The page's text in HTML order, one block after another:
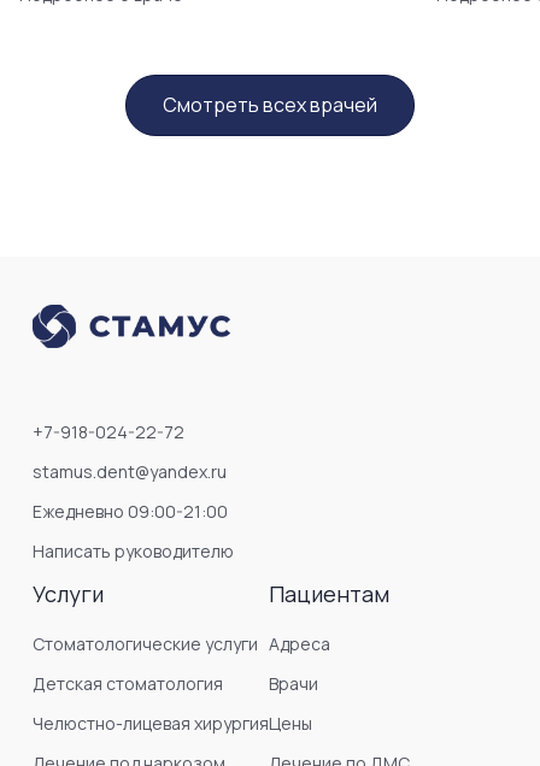
Смотреть всех врачей
+7-918-024-22-72
stamus.dent@yandex.ru
Ежедневно 09:00-21:00
Написать руководителю
Услуги
Стоматологические услуги
Детская стоматология
Челюстно-лицевая хирургия
Пациентам
Адреса
Врачи
Цены